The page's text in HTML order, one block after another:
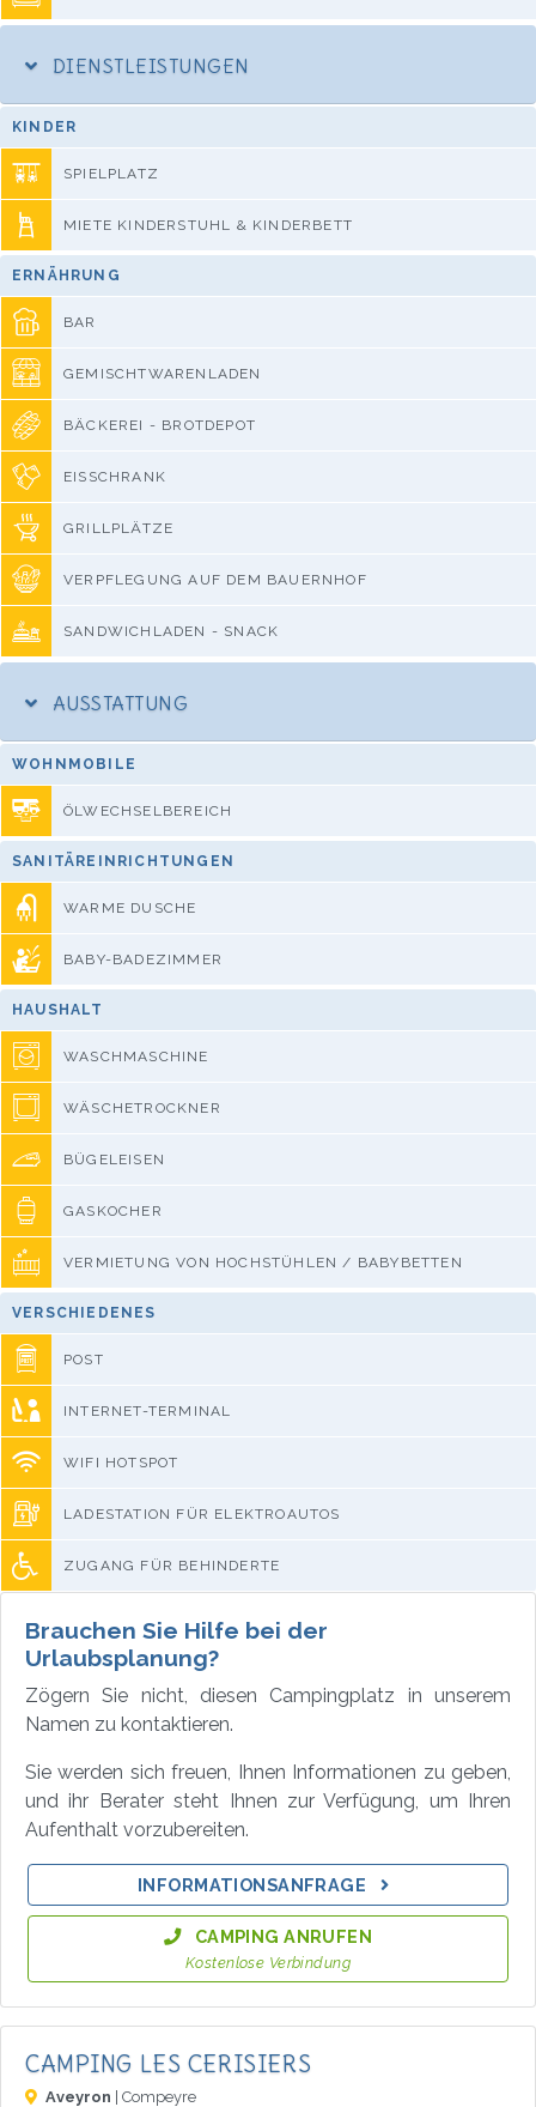
DIENSTLEISTUNGEN
KINDER
SPIELPLATZ
MIETE KINDERSTUHL & KINDERBETT
ERNÄHRUNG
BAR
GEMISCHTWARENLADEN
BÄCKEREI - BROTDEPOT
EISSCHRANK
GRILLPLÄTZE
VERPFLEGUNG AUF DEM BAUERNHOF
SANDWICHLADEN - SNACK
AUSSTATTUNG
WOHNMOBILE
ÖLWECHSELBEREICH
SANITÄREINRICHTUNGEN
WARME DUSCHE
BABY-BADEZIMMER
HAUSHALT
WASCHMASCHINE
WÄSCHETROCKNER
BÜGELEISEN
GASKOCHER
VERMIETUNG VON HOCHSTÜHLEN / BABYBETTEN
VERSCHIEDENES
POST
INTERNET-TERMINAL
WIFI HOTSPOT
LADESTATION FÜR ELEKTROAUTOS
ZUGANG FÜR BEHINDERTE
Brauchen Sie Hilfe bei der
Urlaubsplanung?
Zögern Sie nicht, diesen Campingplatz in unserem
Namen zu kontaktieren.
Sie werden sich freuen, Ihnen Informationen zu geben,
und ihr Berater steht Ihnen zur Verfügung, um Ihren
Aufenthalt vorzubereiten.
INFORMATIONSANFRAGE
CAMPING ANRUFEN
Kostenlose Verbindung
CAMPING LES CERISIERS
Aveyron | Compeyre